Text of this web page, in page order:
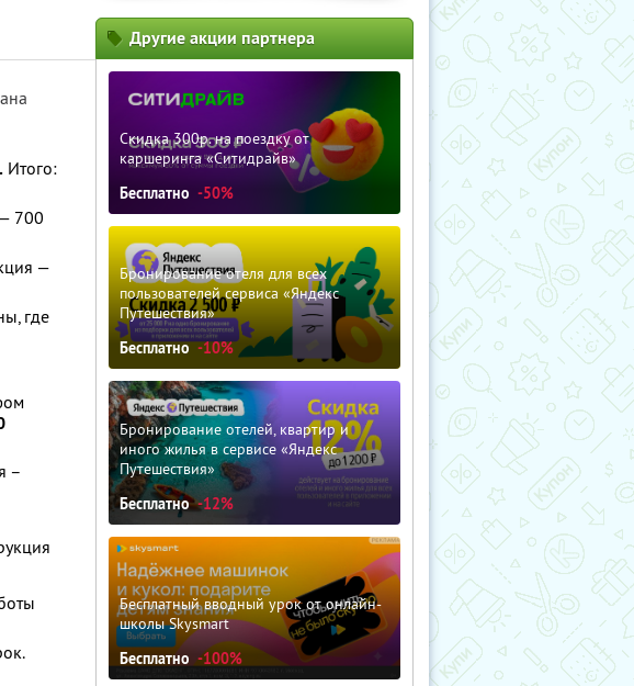
Итого:
700
—
где
–
Другие акции партнера
Скидка 300р. на поездку от
каршеринга «Ситидрайв»
Бесплатно -50%
Бронирование отеля для всех
пользователей сервиса «Яндекс
Путешествия»
Бесплатно -10%
Бронирование отелей, квартир и
иного жилья в сервисе «Яндекс
Путешествия»
Бесплатно -12%
Бесплатный вводный урок от онлайн-
школы Skysmart
Бесплатно -100%